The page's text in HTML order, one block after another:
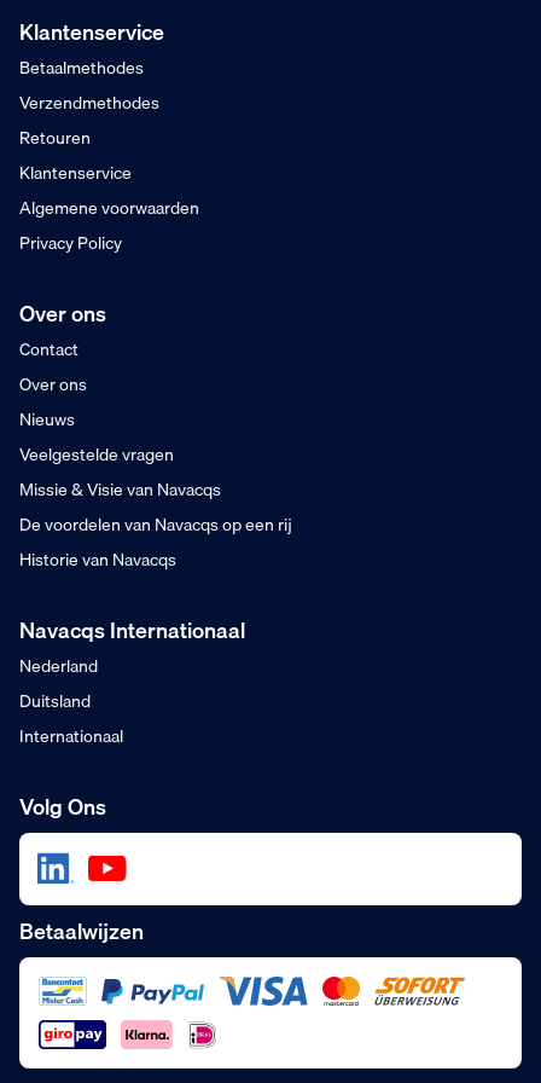
Vanaf €75,- excl. BTW
Voor 16:00 besteld
Maandag in huis
Klantenservice
Betaalmethodes
Verzendmethodes
Retouren
Klantenservice
Algemene voorwaarden
Privacy Policy
Over ons
Contact
Over ons
Nieuws
Veelgestelde vragen
Missie & Visie van Navacqs
De voordelen van Navacqs op een rij
Historie van Navacqs
Navacqs Internationaal
Nederland
Duitsland
Internationaal
Volg Ons
Betaalwijzen